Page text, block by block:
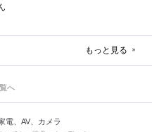
もっと見る
へ
電、AV、カメラ